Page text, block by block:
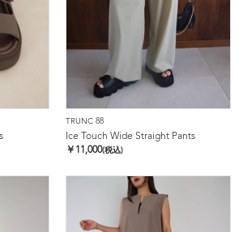
TRUNC 88
Ice Touch Wide Straight Pants
￥ 11,000(税込)